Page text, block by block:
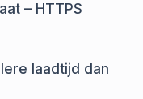
– HTTPS
laadtijd dan